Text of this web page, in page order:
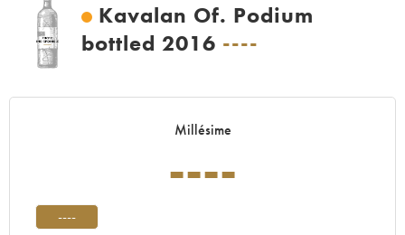
Kavalan Of. Podium
bottled 2016 ----
Millésime
----
----